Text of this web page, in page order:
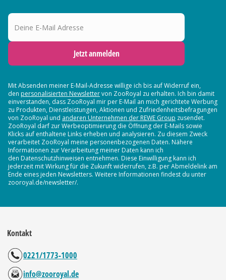
Deine E-Mail Adresse
Jetzt anmelden
Mit Absenden meiner E-Mail-Adresse willige ich bis auf Widerruf ein,
den personalisierten Newslettervon ZooRoyal zu erhalten. Ich bin damit
einverstanden, dass ZooRoyal mir per E-Mail an mich gerichtete Werbung
zu Produkten, Dienstleistungen, Aktionen und Zufriedenheitsbefragungen
von ZooRoyal und anderen Unternehmen der REWE Group zusendet.
ZooRoyal darf zur Werbeoptimierung die Öffnung der E-Mails sowie
Klicks auf enthaltene Links erheben und analysieren. Zu diesem Zweck
verarbeitet ZooRoyal meine personenbezogenen Daten. Nähere
Informationen zur Verarbeitung meiner Daten kann ich
den Datenschutzhinweisen entnehmen. Diese Einwilligung kann ich
jederzeit mit Wirkung für die Zukunft widerrufen, z.B. per Abmeldelink am
Ende eines jeden Newsletters. Weitere Informationen findest du unter
zooroyal.de/newsletter/.
Kontakt
0221/1773-1000
info@zooroyal.de